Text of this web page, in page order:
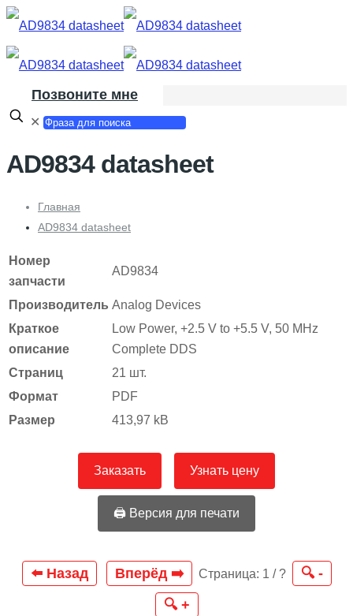
Позвоните мне
✕
AD9834 datasheet
Главная
AD9834 datasheet
Номер
запчасти
AD9834
Производитель Analog Devices
Краткое
описание
Low Power, +2.5 V to +5.5 V, 50 MHz
Complete DDS
Страниц
21 шт.
Формат
PDF
Размер
413,97 kB
Заказать Узнать цену
🖨️ Версия для печати
⬅️ Назад Вперёд ➡️ Страница: 1 / ?
🔍 -
🔍 +